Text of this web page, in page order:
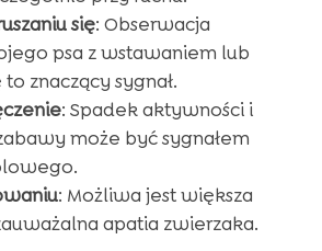
się: Obserwacja
psa z wstawaniem lub
znaczący sygnał.
: Spadek aktywności i
może być sygnałem
: Możliwa jest większa
apatia zwierzaka.